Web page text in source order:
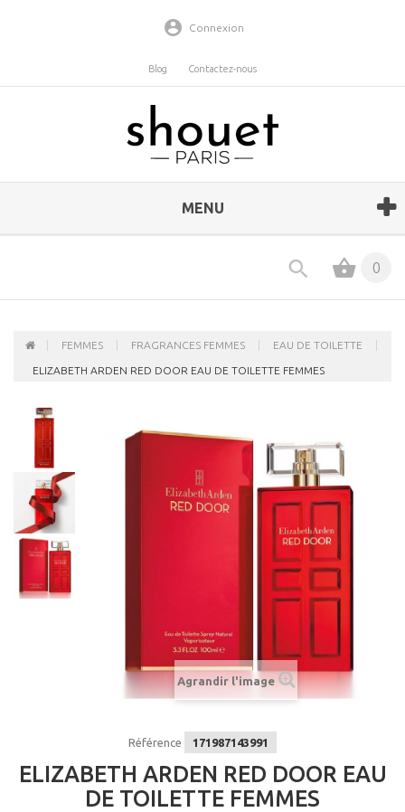
Connexion
Blog Contactez-nous
MENU
0
FEMMES FRAGRANCES FEMMES EAU DE TOILETTE
ELIZABETH ARDEN RED DOOR EAU DE TOILETTE FEMMES
Agrandir l'image
Référence 171987143991
ELIZABETH ARDEN RED DOOR EAU
DE TOILETTE FEMMES